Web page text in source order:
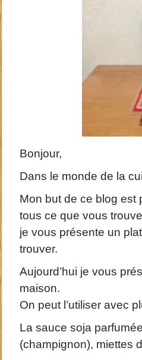
Bonjour,
Dans le monde de la
Mon but de ce blog est
tous ce que vous
je vous présente un
trouver.
Aujourd’hui je vous
maison.
On peut l’utiliser avec
La sauce soja
(champignon), miettes